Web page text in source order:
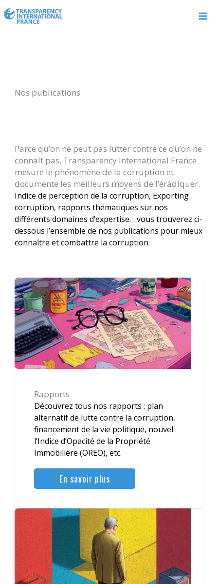
au
Nos publications
Parce qu’on ne peut pas lutter contre ce qu’on ne
connaît pas, Transparency International France
mesure le phénomène de la corruption et
documente les meilleurs moyens de l’éradiquer.
Indice de perception de la corruption, Exporting
corruption, rapports thématiques sur nos
différents domaines d’expertise… vous trouverez ci-
dessous l’ensemble de nos publications pour mieux
connaître et combattre la corruption.
Rapports
Découvrez tous nos rapports : plan
alternatif de lutte contre la corruption,
financement de la vie politique, nouvel
l’Indice d’Opacité de la Propriété
Immobilière (OREO), etc.
En savoir plus